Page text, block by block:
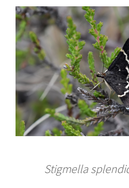
Stigmella